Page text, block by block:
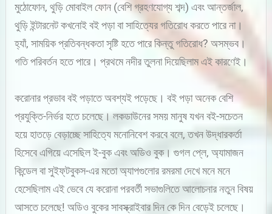
মুঠোফোন, থুড়ি মোবাইল ফোন (বেশি গ্রহণযোগ্য শব্দ) এবং আন্তর্জাল,
থুড়ি ইন্টারনেট কখনোই বই পড়া বা সাহিত্যের গতিরোধ করতে পারে না।
হ্যাঁ, সাময়িক প্রতিবন্ধকতা সৃষ্টি হতে পারে কিন্তু গতিরোধ? অসম্ভব।
গতি পরিবর্তন হতে পারে। প্রথমে নদীর তুলনা দিয়েছিলাম এই কারণেই।
করোনার প্রভাব বই পড়াতে অবশ্যই পড়েছে। বই পড়া অনেক বেশি
প্রযুক্তি-নির্ভর হতে চলেছে। লকডাউনের সময় মানুষ যখন বই-সচেতন
হয়ে হাতড়ে বেড়াচ্ছে সাহিত্যে মনোনিবেশ করবে বলে, তখন উদ্ধারকর্তা
হিসেবে এগিয়ে এসেছিল ই-বুক এবং অডিও বুক। গুগল প্লে, অ্যামাজন
কিন্ডেল বা সুইফ্‌টবুকস-এর মতো অ্যাপগুলোর রমরমা দেখে মনে মনে
হেসেছিলাম এই ভেবে যে করোনা পরবর্তী সভাগুলিতে আলোচনার নতুন বিষয়
আসতে চলেছে! অডিও বুকের সাবস্ক্রাইবার দিন কে দিন বেড়েই চলেছে।